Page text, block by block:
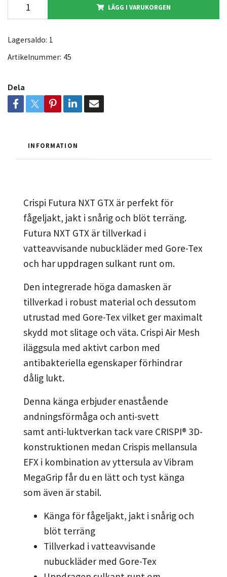
LÄGG I VARUKORGEN
Lagersaldo: 1
Artikelnummer: 45
Dela
INFORMATION
Crispi Futura NXT GTX är perfekt för
fågeljakt, jakt i snårig och blöt terräng.
Futura NXT GTX är tillverkad i
vatteavvisande nubuckläder med Gore-Tex
och har uppdragen sulkant runt om.
Den integrerade höga damasken är
tillverkad i robust material och dessutom
utrustad med Gore-Tex vilket ger maximalt
skydd mot slitage och väta. Crispi Air Mesh
iläggsula med aktivt carbon med
antibakteriella egenskaper förhindrar
dålig lukt.
Denna känga erbjuder enastående
andningsförmåga och anti-svett
samt anti-luktverkan tack vare CRISPI® 3D-
konstruktionen medan Crispis mellansula
EFX i kombination av yttersula av Vibram
MegaGrip får du en lätt och tyst känga
som även är stabil.
Känga för fågeljakt, jakt i snårig och
blöt terräng
Tillverkad i vatteavvisande
nubuckläder med Gore-Tex